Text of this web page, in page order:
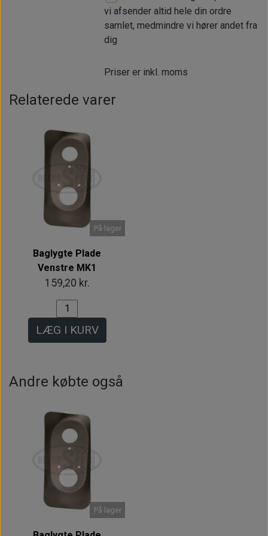
vi afsender altid hele din ordre
samlet, medmindre vi hører andet fra
dig
Priser er inkl. moms
Relaterede varer
På lager
Baglygte Plade
Venstre MK1
159,20 kr.
LÆG I KURV
Andre købte også
På lager